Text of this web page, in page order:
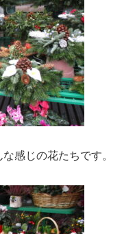
感じの花たちです。